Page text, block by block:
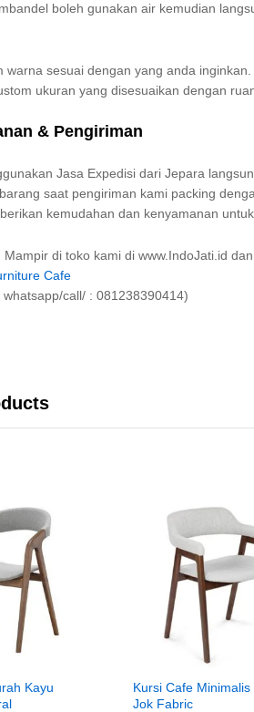
boleh gunakan air kemudian
warna sesuai dengan yang anda inginkan.
ukuran yang disesuaikan dengan
& Pengiriman
Jasa Expedisi dari Jepara
saat pengiriman kami packing
kemudahan dan kenyamanan
Mampir di toko kami di www.IndoJati.id
Cafe
call/ : 081238390414)
Kayu
Kursi Cafe Minimalis
Jok Fabric